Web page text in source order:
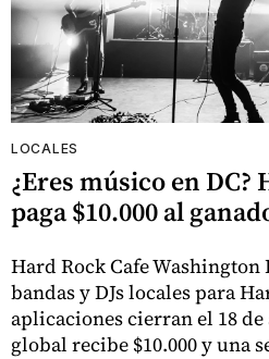
LOCALES
¿Eres músico en
paga $10.000 al
Hard Rock Cafe Washington
bandas y DJs locales para
aplicaciones cierran el 18
global recibe $10.000 y una